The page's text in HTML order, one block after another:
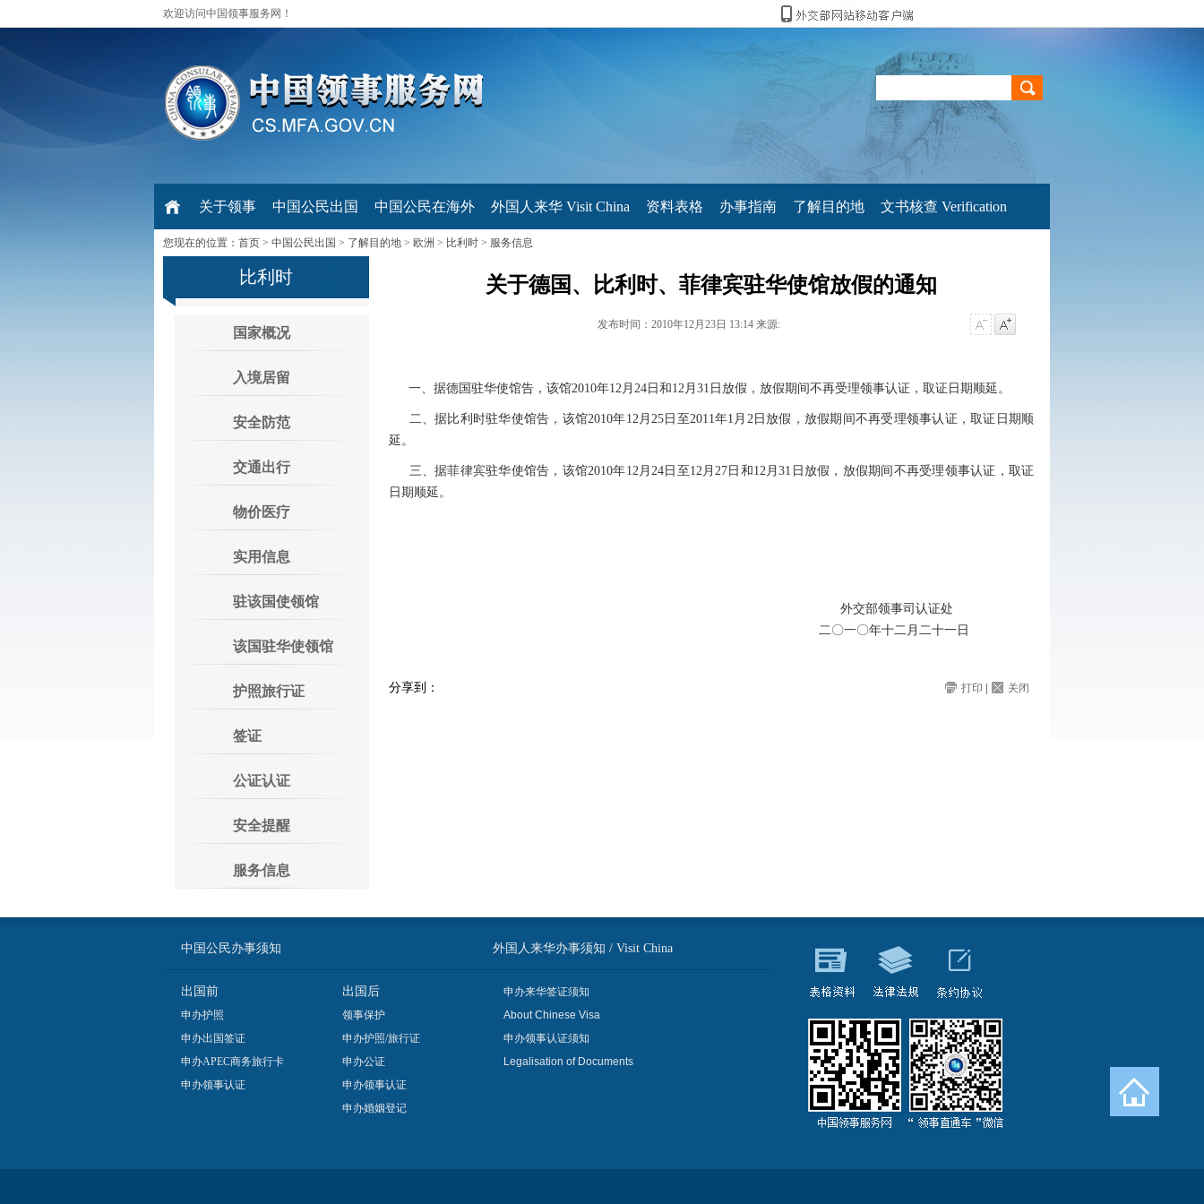
欢迎访问中国领事服务网！
关于领事 中国公民出国 中国公民在海外 外国人来华 Visit China 资料表格 办事指南 了解目的地 文书核查 Verification
您现在的位置： 首页 > 中国公民出国 > 了解目的地 > 欧洲 > 比利时 > 服务信息
比利时
国家概况
入境居留
安全防范
交通出行
物价医疗
实用信息
驻该国使领馆
该国驻华使领馆
护照旅行证
签证
公证认证
安全提醒
服务信息
关于德国、比利时、菲律宾驻华使馆放假的通知
发布时间：2010年12月23日 13:14 来源:
一、据德国驻华使馆告，该馆2010年12月24日和12月31日放假，放假期间不再受理领事认证，取证日期顺延。
二、据比利时驻华使馆告，该馆2010年12月25日至2011年1月2日放假，放假期间不再受理领事认证，取证日期顺
延。
三、据菲律宾驻华使馆告，该馆2010年12月24日至12月27日和12月31日放假，放假期间不再受理领事认证，取证
日期顺延。
外交部领事司认证处
二〇一〇年十二月二十一日
分享到： 打印 关闭
中国公民办事须知 外国人来华办事须知 / Visit China
出国前
申办护照
申办出国签证
申办APEC商务旅行卡
申办领事认证
出国后
领事保护
申办护照/旅行证
申办公证
申办领事认证
申办婚姻登记
申办来华签证须知
About Chinese Visa
申办领事认证须知
Legalisation of Documents